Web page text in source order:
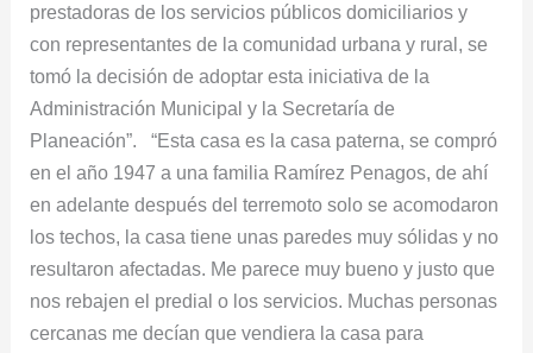
prestadoras de los servicios públicos domiciliarios y
con representantes de la comunidad urbana y rural, se
tomó la decisión de adoptar esta iniciativa de la
Administración Municipal y la Secretaría de
Planeación”. “Esta casa es la casa paterna, se compró
en el año 1947 a una familia Ramírez Penagos, de ahí
en adelante después del terremoto solo se acomodaron
los techos, la casa tiene unas paredes muy sólidas y no
resultaron afectadas. Me parece muy bueno y justo que
nos rebajen el predial o los servicios. Muchas personas
cercanas me decían que vendiera la casa para